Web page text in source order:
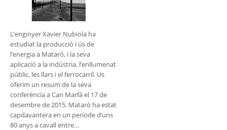
L’enginyer Xavier Nubiola ha
estudiat la producció i ús de
l’energia a Mataró, i la seva
aplicació a la indústria, l’enllumenat
públic, les llars i el ferrocarril. Us
oferim un resum de la seva
conferència a Can Marfà el 17 de
desembre de 2015. Mataró ha estat
capdavantera en un període d’uns
80 anys a cavall entre…